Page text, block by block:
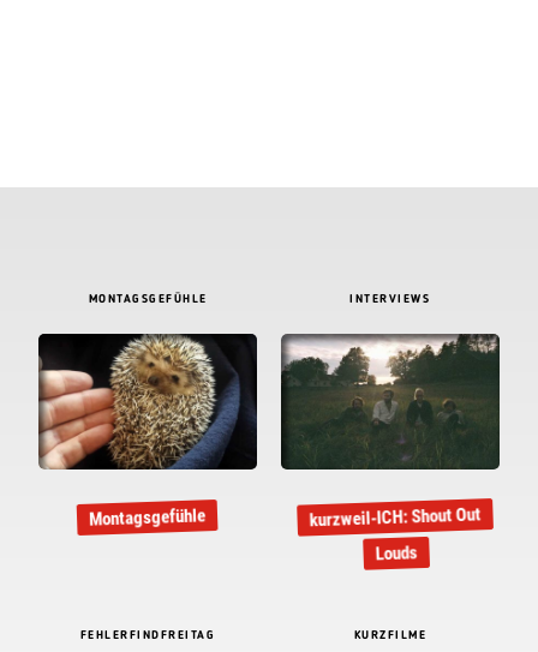
MONTAGSGEFÜHLE
Montagsgefühle
INTERVIEWS
kurzweil-ICH: Shout Out
Louds
FEHLERFINDFREITAG KURZFILME